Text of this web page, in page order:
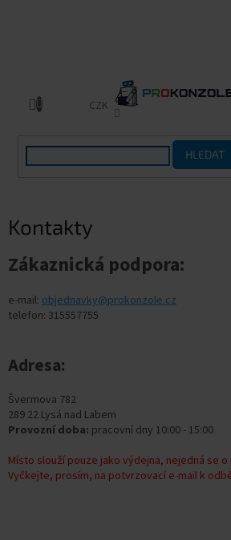
CZK
HLEDAT
Kontakty
Zákaznická podpora:
e-mail: objednavky@prokonzole.cz
telefon: 315557755
Adresa:
Švermova 782
289 22 Lysá nad Labem
Provozní doba: pracovní dny 10:00 - 15:00
Místo slouží pouze jako výdejna, nejedná se o
Vyčkejte, prosím, na potvrzovací e-mail k